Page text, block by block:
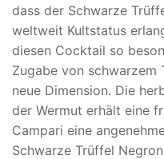
dass der Schwarze
weltweit Kultstatus
diesen Cocktail so
Zugabe von schwarzem
neue Dimension. Die
der Wermut erhält eine
Campari eine
Schwarze Trüffel